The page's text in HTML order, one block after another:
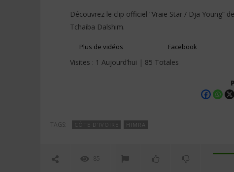
Découvrez le clip officiel “Vraie Star / Dja Young”
Tchaiba Dalshim.
Plus de vidéos Facebook
Visites : 1 Aujourd’hui | 85 Totales
TAGS: CÔTE D'IVOIRE HIMRA
85